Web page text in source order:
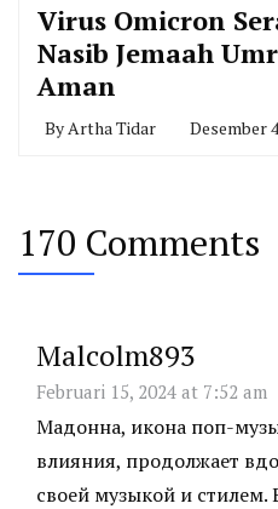
Virus Omicron
Nasib Jemaah
Aman
By Artha Tidar Desember
170 Comments
Malcolm893
Februari 15, 2024 at 7:52 am
Мадонна, икона поп-
влияния, продолжает
своей музыкой и стилем.